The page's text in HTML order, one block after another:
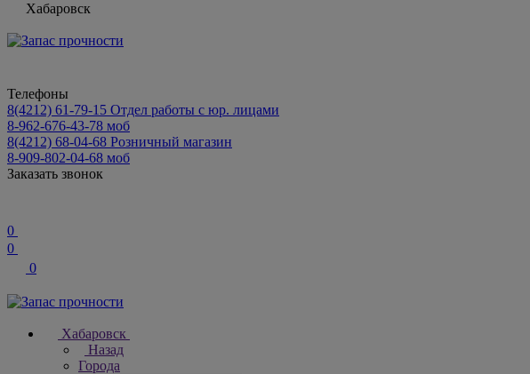
Хабаровск
Телефоны
8(4212) 61-79-15 Отдел работы с юр. лицами
8-962-676-43-78 моб
8(4212) 68-04-68 Розничный магазин
8-909-802-04-68 моб
Заказать звонок
0
0
0
Хабаровск
Назад
Города